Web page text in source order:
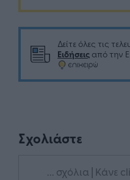
Δείτε όλες τις
Ειδήσεις από την
Σχολιάστε
... σχόλια | Κάνε